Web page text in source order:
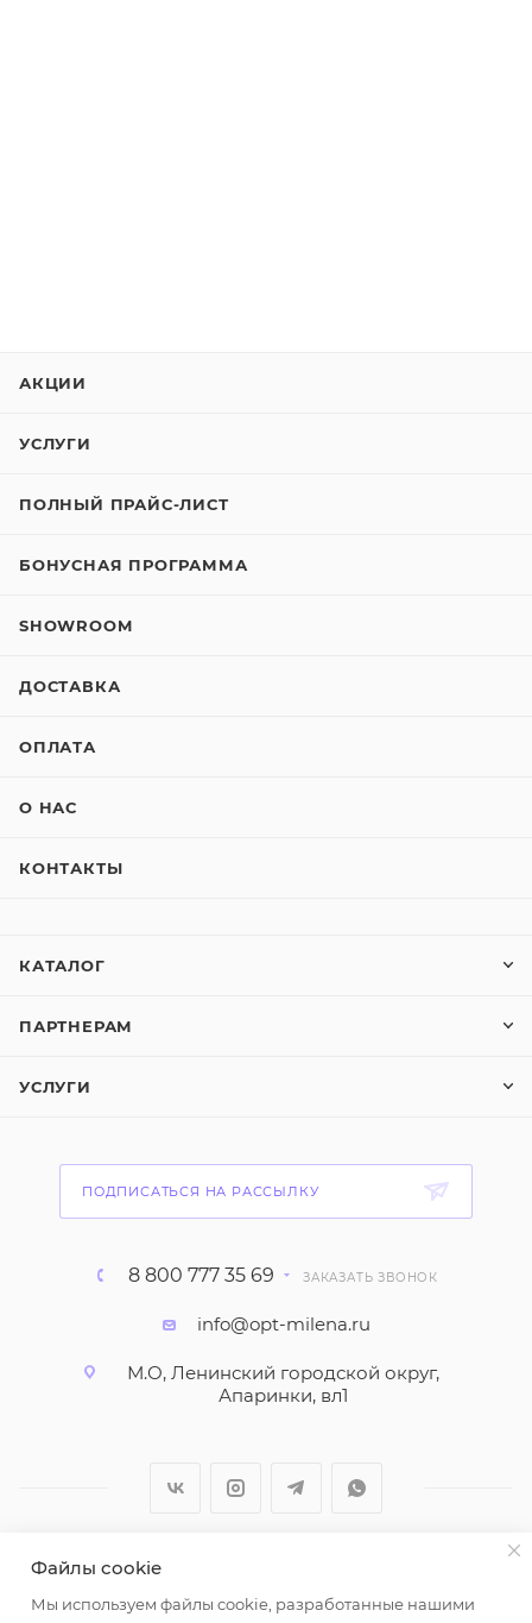
АКЦИИ
УСЛУГИ
ПОЛНЫЙ ПРАЙС-ЛИСТ
БОНУСНАЯ ПРОГРАММА
SHOWROOM
ДОСТАВКА
ОПЛАТА
О НАС
КОНТАКТЫ
КАТАЛОГ
ПАРТНЕРАМ
УСЛУГИ
ПОДПИСАТЬСЯ НА РАССЫЛКУ
8 800 777 35 69 ЗАКАЗАТЬ ЗВОНОК
info@opt-milena.ru
М.О, Ленинский городской округ,
Апаринки, вл1
2026 © ООО "Вайт Текстиль групп"
Любая информация на сайте носит справочный
Файлы cookie
Мы используем файлы cookie, разработанные нашими